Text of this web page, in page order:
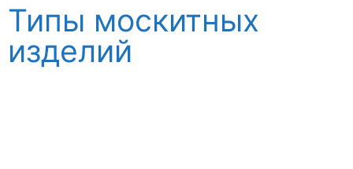
Типы москитных
изделий